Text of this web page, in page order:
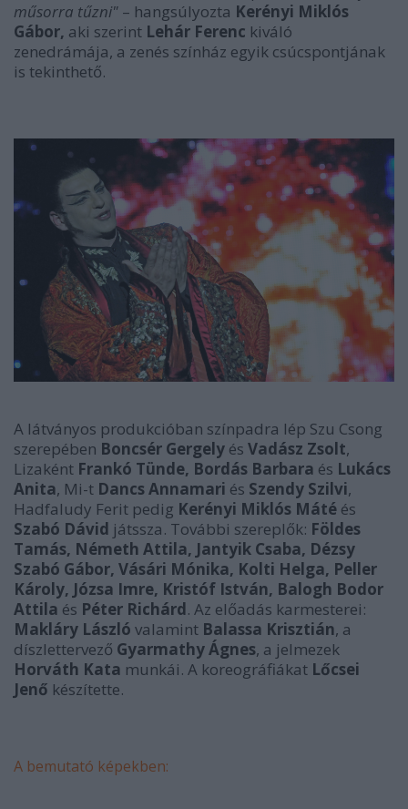
műsorra tűzni" – hangsúlyozta Kerényi Miklós
Gábor, aki szerint Lehár Ferenc kiváló
zenedrámája, a zenés színház egyik csúcspontjának
is tekinthető.
A látványos produkcióban színpadra lép Szu Csong
szerepében Boncsér Gergely és Vadász Zsolt,
Lizaként Frankó Tünde, Bordás Barbara és Lukács
Anita, Mi-t Dancs Annamari és Szendy Szilvi,
Hadfaludy Ferit pedig Kerényi Miklós Máté és
Szabó Dávid játssza. További szereplők: Földes
Tamás, Németh Attila, Jantyik Csaba, Dézsy
Szabó Gábor, Vásári Mónika, Kolti Helga, Peller
Károly, Józsa Imre, Kristóf István, Balogh Bodor
Attila és Péter Richárd. Az előadás karmesterei:
Makláry László valamint Balassa Krisztián, a
díszlettervező Gyarmathy Ágnes, a jelmezek
Horváth Kata munkái. A koreográfiákat Lőcsei
Jenő készítette.
A bemutató képekben: